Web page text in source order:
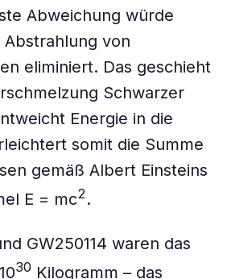
Abweichung würde
von
eliminiert. Das geschieht
Schwarzer
Energie in die
somit die Summe
gemäß Albert Einsteins
E = mc2 .
GW250114 waren das
30 Kilogramm – das